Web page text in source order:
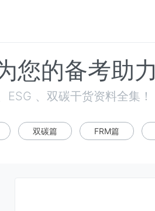
您的备考助力
、双碳干货资料全集！
双碳篇 FRM篇